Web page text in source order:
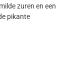
zuren en een
pikante